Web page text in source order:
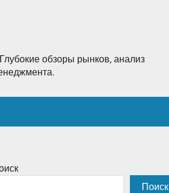
обзоры рынков, анализ
Поиск